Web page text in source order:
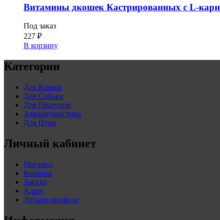
Витамины дкошек Кастрированных с L-
Под заказ
227 ₽
В корзину
Категории
Для Кошки
Для Собаки
Для Грызунов
Аквариумистика
Для Птиц
Личный кабинет
Магазин
Корзина
Заказы
Адрес
Детали профиля